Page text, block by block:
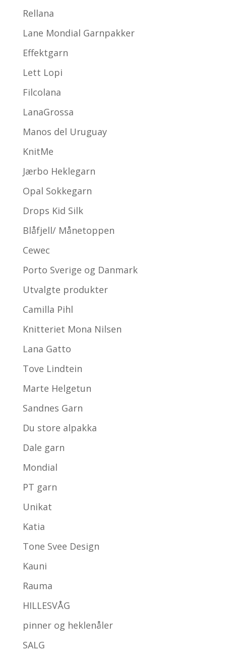
Rellana
Lane Mondial Garnpakker
Effektgarn
Lett Lopi
Filcolana
LanaGrossa
Manos del Uruguay
KnitMe
Jærbo Heklegarn
Opal Sokkegarn
Drops Kid Silk
Blåfjell/ Månetoppen
Cewec
Porto Sverige og Danmark
Utvalgte produkter
Camilla Pihl
Knitteriet Mona Nilsen
Lana Gatto
Tove Lindtein
Marte Helgetun
Sandnes Garn
Du store alpakka
Dale garn
Mondial
PT garn
Unikat
Katia
Tone Svee Design
Kauni
Rauma
HILLESVÅG
pinner og heklenåler
SALG